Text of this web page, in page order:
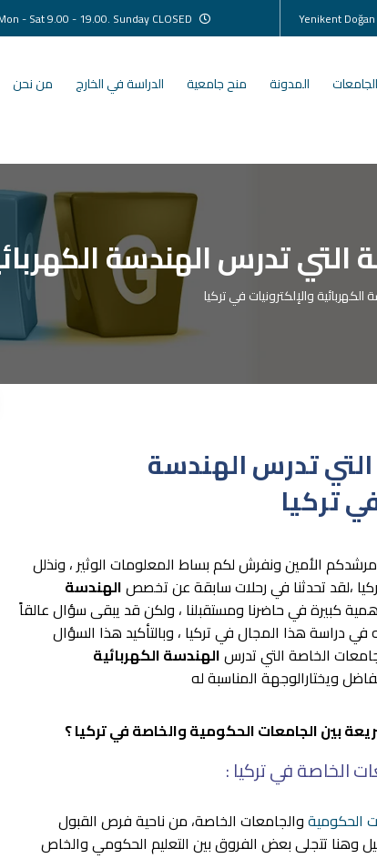
الجامعات المدونة منح جامعية الدراسة في الخارج من نحن
تدرس الهندسة
والإلكترونيات في تركيا
تدرس الهندسة
تركيا
الأمين ونفرش لكم بساط المعلومات الوثير ، ونذلل
،لقد تحدثنا في رحلات سابقة عن تخصصالهندسة
كبيرة في حاضرنا ومستقبلنا ، ولكن قد يبقى سؤال عالقاً
هذا المجال في تركيا ، وبالتأكيد هذا السؤال
الخاصة التي تدرسالهندسة الكهربائية
ويختارالوجهة المناسبة له
بين الجامعات الحكومية والخاصة في تركيا ؟
الخاصة في تركيا :
الحكوميةوالجامعات الخاصة، من ناحية فرص القبول
وهنا تتجلى بعض الفروق بين التعليم الحكومي والخاص